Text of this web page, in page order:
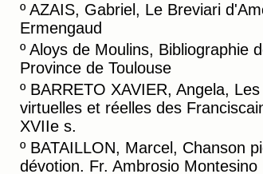
º AZAIS, Gabriel, Le Breviari
Ermengaud
º Aloys de Moulins, Bibliographie
Province de Toulouse
º BARRETO XAVIER, Angela,
virtuelles et réelles des
XVIIe s.
º BATAILLON, Marcel, Chanson
dévotion. Fr. Ambrosio Montesino